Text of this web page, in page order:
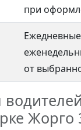
при
от
Жорго